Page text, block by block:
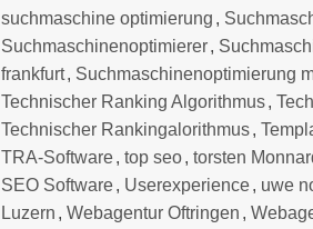
suchmaschine optimierung ,
Suchmaschinenoptimierer,
frankfurt, Suchmaschinenoptimierung
Technischer Ranking Algorithmus,
Technischer Rankingalorithmus,
TRA-Software,top seo,torsten
SEO Software, Userexperience, uwe
Luzern ,Webagentur Oftringen ,